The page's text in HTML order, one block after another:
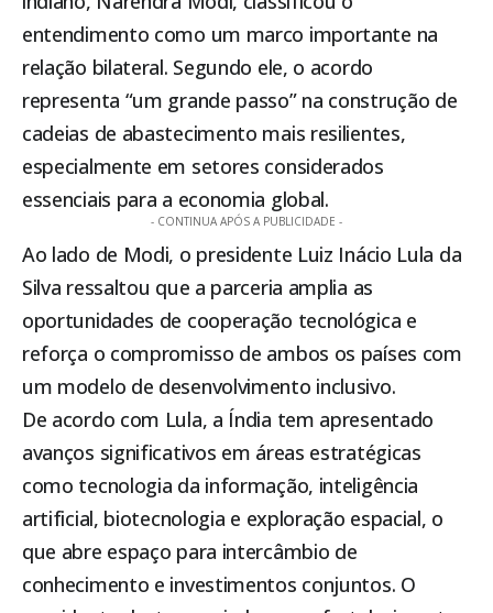
entendimento como um marco importante na
relação bilateral. Segundo ele, o acordo
representa “um grande passo” na construção de
cadeias de abastecimento mais resilientes,
especialmente em setores considerados
essenciais para a economia global.
- CONTINUA APÓS A PUBLICIDADE -
Ao lado de Modi, o presidente Luiz Inácio Lula da
Silva ressaltou que a parceria amplia as
oportunidades de cooperação tecnológica e
reforça o compromisso de ambos os países com
um modelo de desenvolvimento inclusivo.
De acordo com Lula, a Índia tem apresentado
avanços significativos em áreas estratégicas
como tecnologia da informação, inteligência
artificial, biotecnologia e exploração espacial, o
que abre espaço para intercâmbio de
conhecimento e investimentos conjuntos. O